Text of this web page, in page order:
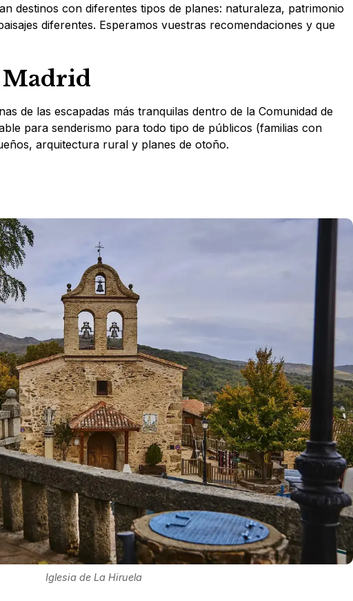
destinos con diferentes tipos de planes: naturaleza, patrimonio
diferentes. Esperamos vuestras recomendaciones y que
de las escapadas más tranquilas dentro de la Comunidad de
para senderismo para todo tipo de públicos (familias con
arquitectura rural y planes de otoño.
Iglesia de La Hiruela